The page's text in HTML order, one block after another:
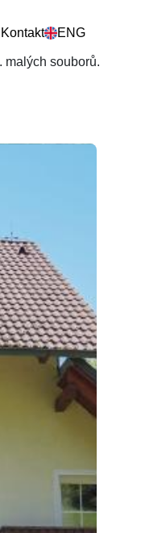
Kontakt ENG
malých souborů.